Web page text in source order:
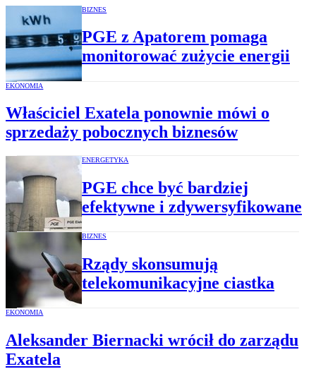
BIZNES
PGE z Apatorem pomaga
monitorować zużycie energii
EKONOMIA
Właściciel Exatela ponownie mówi o
sprzedaży pobocznych biznesów
ENERGETYKA
PGE chce być bardziej
efektywne i zdywersyfikowane
BIZNES
Rządy skonsumują
telekomunikacyjne ciastka
EKONOMIA
Aleksander Biernacki wrócił do zarządu
Exatela